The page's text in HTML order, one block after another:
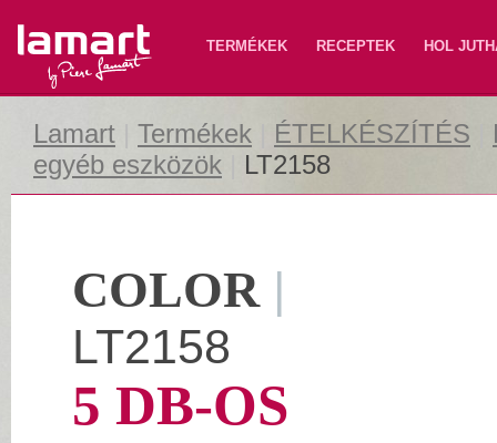
Lamart TERMÉKEK RECEPTEK HOL
Lamart Termékek ÉTELKÉSZÍTÉS
egyéb eszközök
LT2158
COLOR|
LT2158
5 DB-OS